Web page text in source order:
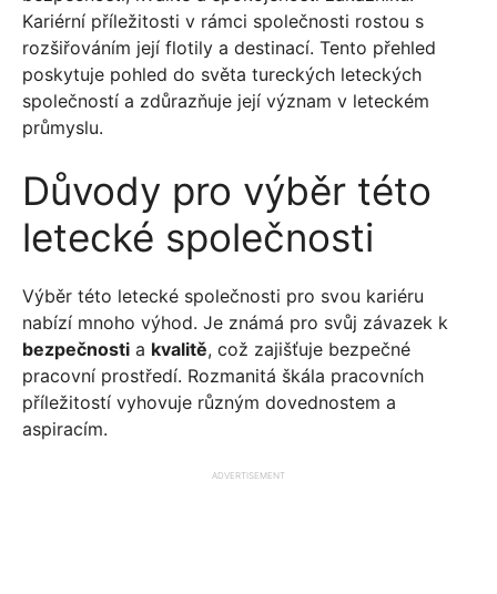
Kariérní příležitosti v rámci společnosti rostou s
rozšiřováním její flotily a destinací. Tento přehled
poskytuje pohled do světa tureckých leteckých
společností a zdůrazňuje její význam v leteckém
průmyslu.
Důvody pro výběr této
letecké společnosti
Výběr této letecké společnosti pro svou kariéru
nabízí mnoho výhod. Je známá pro svůj závazek k
bezpečnosti a kvalitě, což zajišťuje bezpečné
pracovní prostředí. Rozmanitá škála pracovních
příležitostí vyhovuje různým dovednostem a
aspiracím.
ADVERTISEMENT